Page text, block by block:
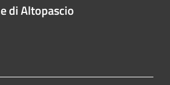
di Altopascio